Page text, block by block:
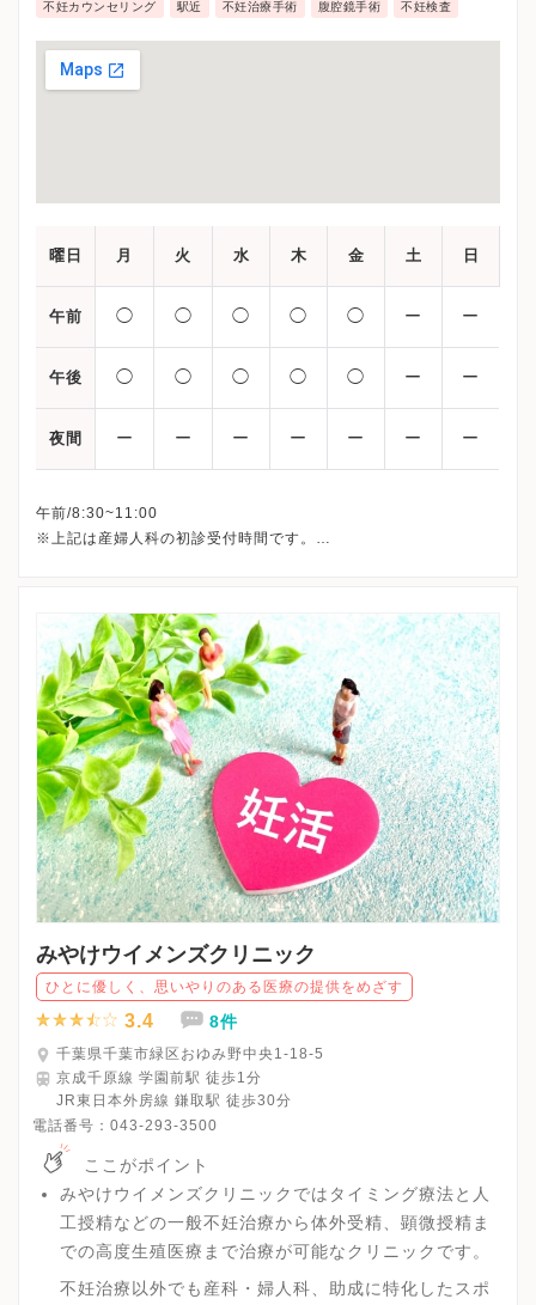
不妊カウンセリング 駅近 不妊治療手術 腹腔鏡手術 不妊検査
曜日 月 火 水 木 金 土 日
午前 ◯ ◯ ◯ ◯ ◯ ー ー
午後 ◯ ◯ ◯ ◯ ◯ ー ー
夜間 ー ー ー ー ー ー ー
午前/8:30~11:00
※上記は産婦人科の初診受付時間です。
※詳細はクリニックHPを確認、または直接お問い合わせくださ
みやけウイメンズクリニック
ひとに優しく、思いやりのある医療の提供をめざす
3.4 8件
千葉県千葉市緑区おゆみ野中央1-18-5
京成千原線 学園前駅 徒歩1分
JR東日本外房線 鎌取駅 徒歩30分
電話番号： 043-293-3500
ここがポイント
みやけウイメンズクリニックではタイミング療法と人
工授精などの一般不妊治療から体外受精、顕微授精ま
での高度生殖医療まで治療が可能なクリニックです。
不妊治療以外でも産科・婦人科、助成に特化したスポ